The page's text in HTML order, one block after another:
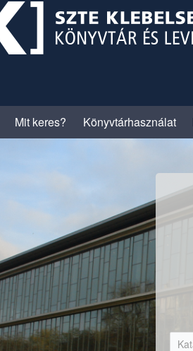
Mit keres? Könyvtárhasználat